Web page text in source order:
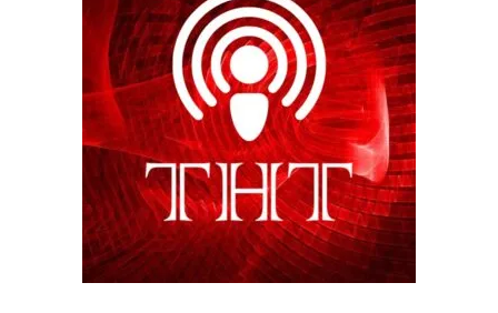
Trabalhando em
conjunto para combater
este problema,
podemos ajudar a
garantir que a
informação exacta e a
Verdade permanece no
centro da nossa